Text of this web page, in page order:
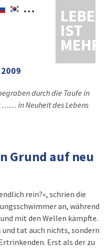
LEBEN
IST
MEHR
durch die Taufe in
in Neuheit des Lebens
Grund auf neu
rein?«, schrien die
an, während
mit den Wellen kämpfte.
tat auch nichts, sondern
Erst als der zu